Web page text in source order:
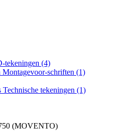
tekeningen (4)
Montagevoor-schriften (1)
Technische tekeningen (1)
(MOVENTO)